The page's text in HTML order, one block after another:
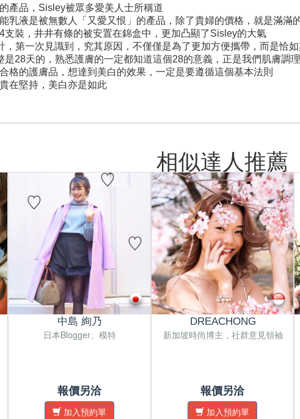
產品， Sisley被眾多愛美人士所稱道
乳液是被無數人「又愛又恨」的產品，除了貴婦的價格，就是滿滿
4支裝，井井有條的被安置在錦盒中，更加凸顯了Sisley的大氣
，第一次見識到，究其原因，不僅僅是為了更加方便攜帶，而是恰
是28天的，熟悉護膚的一定都知道這個28的意義，正是我們肌膚調
格的護膚品，想達到美白的效果，一定是要遵循這個基本法則
在堅持，美白亦是如此
相似達人推薦
中島 絢乃
日本Blogger、模特
報價另洽
加入預約單
DREACHONG
新加坡時尚博主，社群意見領袖
報價另洽
加入預約單